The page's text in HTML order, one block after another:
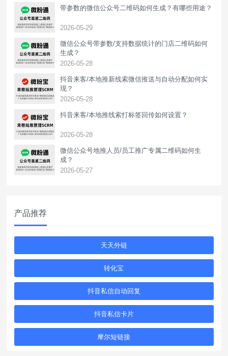
带参数的微信公众号二维码如何生成？有哪些用途？
2026-05-29
微信公众号带参数/支持数据统计的门店二维码如何
生成？
2026-05-28
抖音来客/本地推新线索微信推送与自动分配如何实
现？
2026-05-28
抖音来客/本地推线索打标签回传如何设置？
2026-05-28
‌微信公众号地推人员/员工推广专属二维码如何生
成？
2026-05-27
产品推荐
天天外链
转化宝
抖音私信自动回复
抖音私信卡片
摩尔短链接